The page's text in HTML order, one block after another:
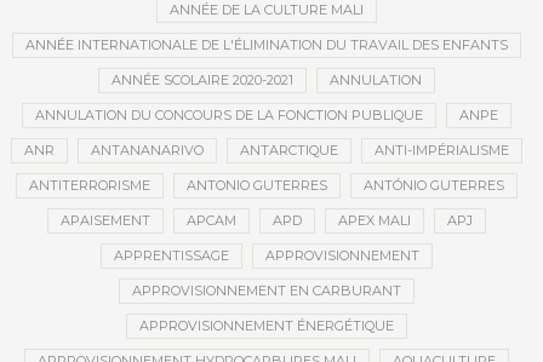
ANNÉE DE LA CULTURE MALI
ANNÉE INTERNATIONALE DE L'ÉLIMINATION DU TRAVAIL DES ENFANTS
ANNÉE SCOLAIRE 2020-2021 ANNULATION
ANNULATION DU CONCOURS DE LA FONCTION PUBLIQUE ANPE
ANR ANTANANARIVO ANTARCTIQUE ANTI-IMPÉRIALISME
ANTITERRORISME ANTONIO GUTERRES ANTÓNIO GUTERRES
APAISEMENT APCAM APD APEX MALI APJ
APPRENTISSAGE APPROVISIONNEMENT
APPROVISIONNEMENT EN CARBURANT
APPROVISIONNEMENT ÉNERGÉTIQUE